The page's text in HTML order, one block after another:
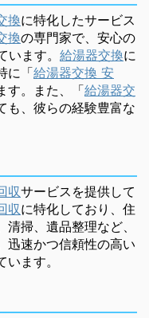
換に特化したサービス
換の専門家で、安心の
ます。 給湯器交換に
に「給湯器交換 安
す。また、「給湯器交
も、彼らの経験豊富な
収サービスを提供して
収に特化しており、住
掃、遺品整理など、
迅速かつ信頼性の高い
ます。